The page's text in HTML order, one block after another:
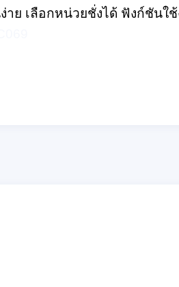
าย เลือกหน่วยชั่งได้ ฟังก์ชันใ